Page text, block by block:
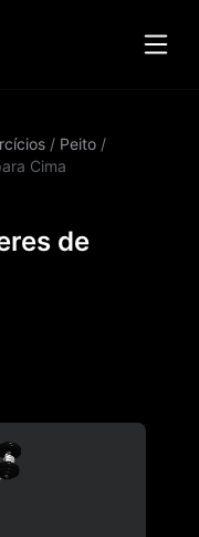
/ Peito /
Cima
de